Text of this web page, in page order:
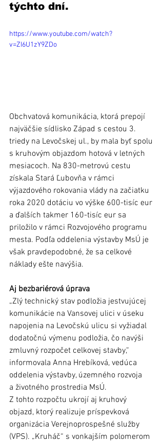
týchto dní.
https://www.youtube.com/watch?
v=ZI6U1zY9ZDo
Obchvatová komunikácia, ktorá prepojí
najväčšie sídlisko Západ s cestou 3.
triedy na Levočskej ul., by mala byť spolu
s kruhovým objazdom hotová v letných
mesiacoch. Na 830-metrovú cestu
získala Stará Ľubovňa v rámci
výjazdového rokovania vlády na začiatku
roka 2020 dotáciu vo výške 600-tisíc eur
a ďalších takmer 160-tisíc eur sa
priložilo v rámci Rozvojového programu
mesta. Podľa oddelenia výstavby MsÚ je
však pravdepodobné, že sa celkové
náklady ešte navýšia.
Aj bezbariérová úprava
„Zlý technický stav podložia jestvujúcej
komunikácie na Vansovej ulici v úseku
napojenia na Levočskú ulicu si vyžiadal
dodatočnú výmenu podložia, čo navýši
zmluvný rozpočet celkovej stavby,“
informovala Anna Hrebíková, vedúca
oddelenia výstavby, územného rozvoja
a životného prostredia MsÚ.
Z tohto rozpočtu ukrojí aj kruhový
objazd, ktorý realizuje príspevková
organizácia Verejnoprospešné služby
(VPS). „Kruháč“ s vonkajším polomerom